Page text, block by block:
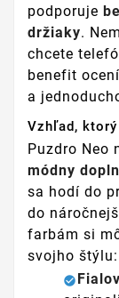
podporuje
držiaky.
chcete
benefit
a
Vzhľad,
Puzdro Neo
módny
sa hodí do
do
farbám si
svojho štýlu: